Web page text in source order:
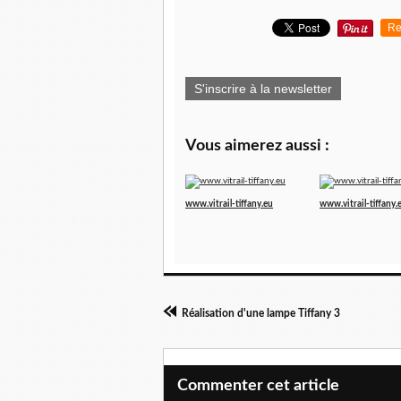
S'inscrire à la newsletter
Vous aimerez aussi :
www.vitrail-tiffany.eu
www.vitrail-
Réalisation d'une lampe Tiffany 3
Commenter cet article